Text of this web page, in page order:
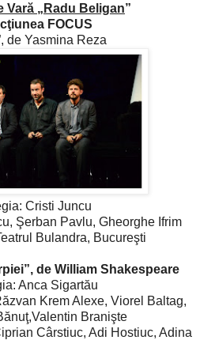
Vară „Radu Beligan”
FOCUS
de Yasmina Reza
Cristi Juncu
Şerban Pavlu, Gheorghe Ifrim
Bulandra, Bucureşti
de William Shakespeare
Anca Sigartău
Krem Alexe, Viorel Baltag,
Branişte
Cârstiuc, Adi Hostiuc, Adina